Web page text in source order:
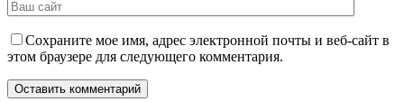
Сохраните мое имя, адрес электронной почты и веб-сайт в
этом браузере для следующего комментария.